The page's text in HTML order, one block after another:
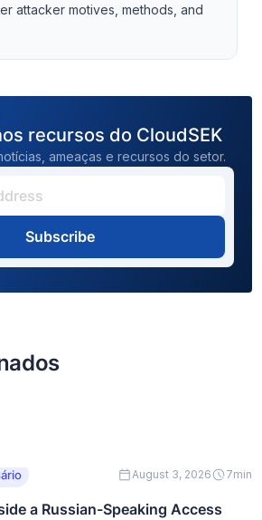
attacker motives, methods, and
recursos do CloudSEK
ameaças e recursos do setor.
Subscribe
August 3, 2026 7min
a Russian-Speaking Access